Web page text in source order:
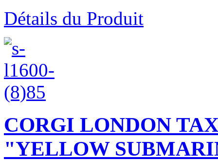
Détails du Produit
CORGI LONDON
"YELLOW